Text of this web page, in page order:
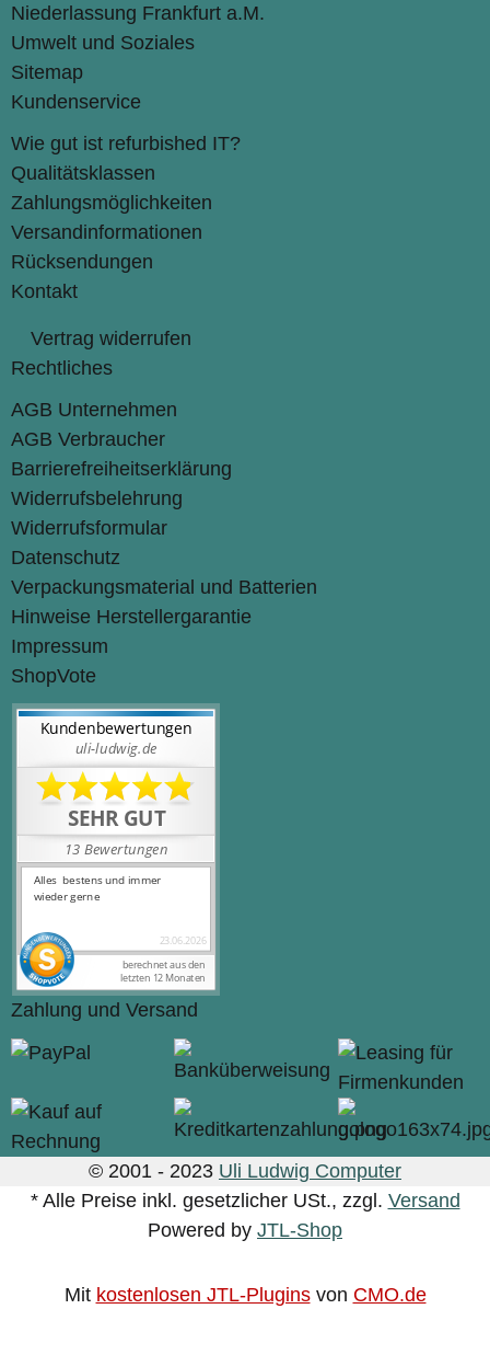
Niederlassung Frankfurt a.M.
Umwelt und Soziales
Sitemap
Kundenservice
Wie gut ist refurbished IT?
Qualitätsklassen
Zahlungsmöglichkeiten
Versandinformationen
Rücksendungen
Kontakt
Vertrag widerrufen
Rechtliches
AGB Unternehmen
AGB Verbraucher
Barrierefreiheitserklärung
Widerrufsbelehrung
Widerrufsformular
Datenschutz
Verpackungsmaterial und Batterien
Hinweise Herstellergarantie
Impressum
ShopVote
Zahlung und Versand
© 2001 - 2023 Uli Ludwig Computer
* Alle Preise inkl. gesetzlicher USt., zzgl. Versand
Powered by JTL-Shop
Mit kostenlosen JTL-Pluginsvon CMO.de